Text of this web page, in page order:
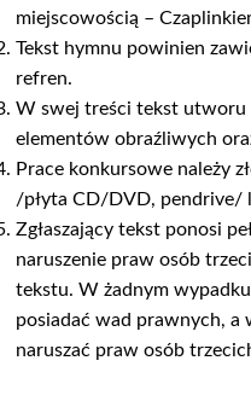
miejscowością –
Tekst hymnu powinien
refren.
W swej treści tekst utworu
elementów obraźliwych
Prace konkursowe należy
/płyta CD/DVD, pendrive/
Zgłaszający tekst ponosi
naruszenie praw osób
tekstu. W żadnym
posiadać wad prawnych, a
naruszać praw osób